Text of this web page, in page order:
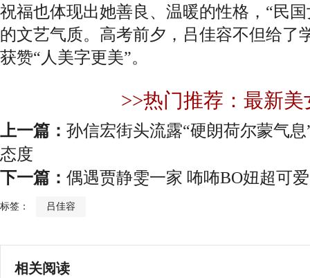
祝福也体现出她善良、温暖的性格，“民
的文艺气质。高考前夕，吕佳容不但给了
获赞“人美字更美”。
>>热门推荐：最新美
上一篇： 孙信宏街头流露“硬朗荷尔蒙气
态度
下一篇： 偶遇贾静雯一家 咘咘BO妞超可
标签： 吕佳容
相关阅读